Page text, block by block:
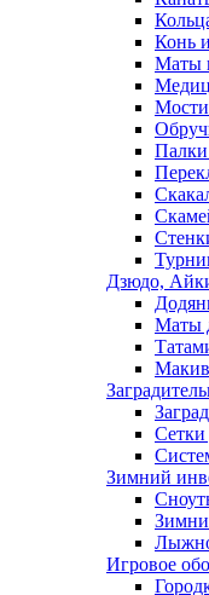
Конь
Маты
Палки
Дзюдо,
Маты
Сетки
Зимний
Игровое